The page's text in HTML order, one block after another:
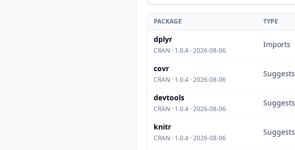
PACKAGE TYPE
dplyr
CRAN · 1.0.4 · 2026-08-06
Imports
covr
CRAN · 1.0.4 · 2026-08-06
Suggests
devtools
CRAN · 1.0.4 · 2026-08-06
Suggests
knitr
CRAN · 1.0.4 · 2026-08-06
Suggests